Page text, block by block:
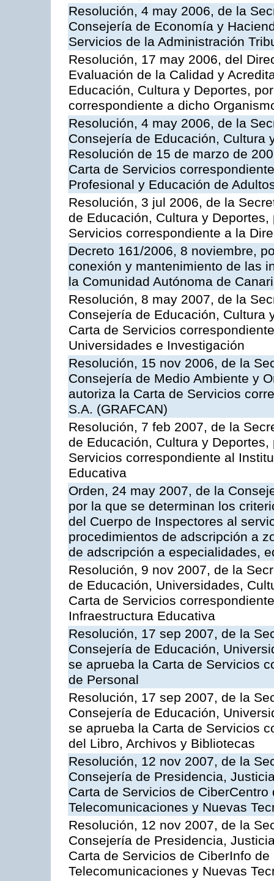
Resolución, 4 may 2006, de la
Consejería de Economía y
Servicios de la Administración
Resolución, 17 may 2006, del
Evaluación de la Calidad y
Educación, Cultura y Deportes,
correspondiente a dicho
Resolución, 4 may 2006, de la
Consejería de Educación, Cultura
Resolución de 15 de marzo de
Carta de Servicios
Profesional y Educación de
Resolución, 3 jul 2006, de la
de Educación, Cultura y
Servicios correspondiente a la
Decreto 161/2006, 8 noviembre,
conexión y mantenimiento de las
la Comunidad Autónoma de
Resolución, 8 may 2007, de la
Consejería de Educación, Cultura
Carta de Servicios
Universidades e Investigación
Resolución, 15 nov 2006, de la
Consejería de Medio Ambiente y
autoriza la Carta de Servicios
S.A. (GRAFCAN)
Resolución, 7 feb 2007, de la
de Educación, Cultura y
Servicios correspondiente al
Educativa
Orden, 24 may 2007, de la
por la que se determinan los
del Cuerpo de Inspectores al
procedimientos de adscripción a
de adscripción a especialidades,
Resolución, 9 nov 2007, de la
de Educación, Universidades,
Carta de Servicios
Infraestructura Educativa
Resolución, 17 sep 2007, de la
Consejería de Educación,
se aprueba la Carta de Servicios
de Personal
Resolución, 17 sep 2007, de la
Consejería de Educación,
se aprueba la Carta de Servicios
del Libro, Archivos y Bibliotecas
Resolución, 12 nov 2007, de la
Consejería de Presidencia,
Carta de Servicios de
Telecomunicaciones y Nuevas
Resolución, 12 nov 2007, de la
Consejería de Presidencia,
Carta de Servicios de CiberInfo
Telecomunicaciones y Nuevas